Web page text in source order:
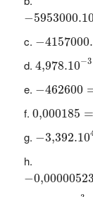
−5953000.10
−
−
4,978.10−3
4,978.10−3
−462600
462600
0,000185 =
0,000185
−3,392.10
3,392.10
−0,000
−0,000